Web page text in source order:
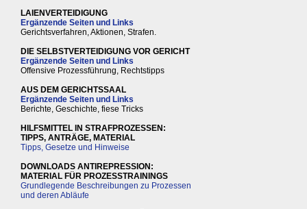
LAIENVERTEIDIGUNG
Ergänzende Seiten und Links
Gerichtsverfahren, Aktionen, Strafen.
DIE SELBSTVERTEIDIGUNG VOR GERICHT
Ergänzende Seiten und Links
Offensive Prozessführung, Rechtstipps
AUS DEM GERICHTSSAAL
Ergänzende Seiten und Links
Berichte, Geschichte, fiese Tricks
HILFSMITTEL IN STRAFPROZESSEN:
TIPPS, ANTRÄGE, MATERIAL
Tipps, Gesetze und Hinweise
DOWNLOADS ANTIREPRESSION:
MATERIAL FÜR PROZESSTRAININGS
Grundlegende Beschreibungen zu Prozessen
und deren Abläufe